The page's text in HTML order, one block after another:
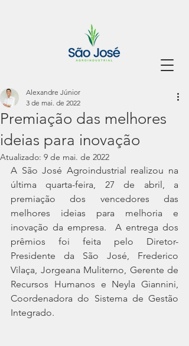
Premiação das melhores
ideias para inovação
Alexandre Júnior
3 de mai. de 2022
Atualizado: 9 de mai. de 2022
A São José Agroindustrial realizou na
última quarta-feira, 27 de abril, a
premiação dos vencedores das
melhores ideias para melhoria e
inovação da empresa.  A entrega dos
prêmios foi feita pelo Diretor-
Presidente da São José, Frederico
Vilaça, Jorgeana Muliterno, Gerente de
Recursos Humanos e Neyla Giannini,
Coordenadora do Sistema de Gestão
Integrado.